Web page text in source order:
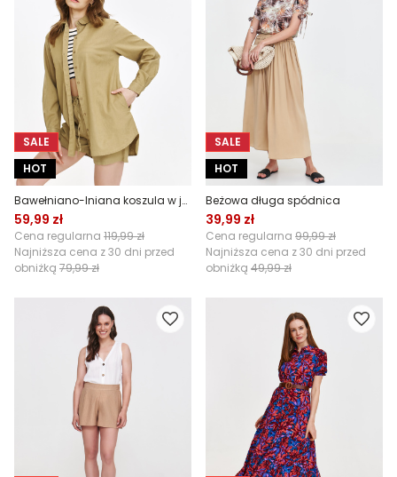
SALE
HOT
Bawełniano-lniana koszula w jasnozielonym kolorze
59,99 zł
Cena regularna 119,99 zł
Najniższa cena z 30 dni przed
obniżką 79,99 zł
SALE
HOT
Beżowa długa spódnica
39,99 zł
Cena regularna 99,99 zł
Najniższa cena z 30 dni przed
obniżką 49,99 zł